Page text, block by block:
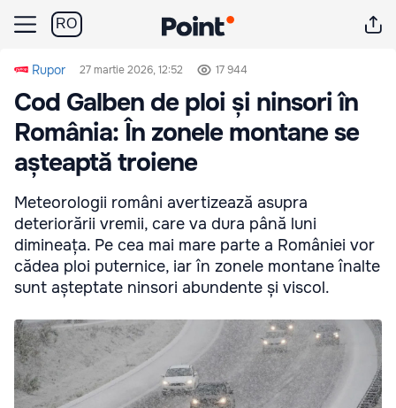
RO
Rupor 27 martie 2026, 12:52 17 944
Cod Galben de ploi și ninsori în
România: În zonele montane se
așteaptă troiene
Meteorologii români avertizează asupra
deteriorării vremii, care va dura până luni
dimineața. Pe cea mai mare parte a României vor
cădea ploi puternice, iar în zonele montane înalte
sunt așteptate ninsori abundente și viscol.